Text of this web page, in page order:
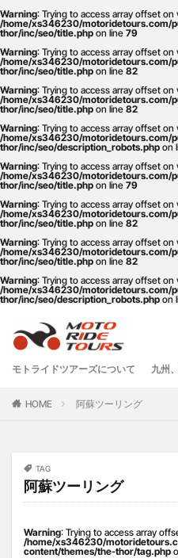
Warning: Trying to access array offset on
/home/xs346230/motoridetours.com/
thor/inc/seo/title.php on line 79
Warning: Trying to access array offset on
/home/xs346230/motoridetours.com/
thor/inc/seo/title.php on line 82
Warning: Trying to access array offset on
/home/xs346230/motoridetours.com/
thor/inc/seo/title.php on line 82
Warning: Trying to access array offset on
/home/xs346230/motoridetours.com/
thor/inc/seo/description_robots.php on
Warning: Trying to access array offset on
/home/xs346230/motoridetours.com/
thor/inc/seo/title.php on line 79
Warning: Trying to access array offset on
/home/xs346230/motoridetours.com/
thor/inc/seo/title.php on line 82
Warning: Trying to access array offset on
/home/xs346230/motoridetours.com/
thor/inc/seo/title.php on line 82
Warning: Trying to access array offset on
/home/xs346230/motoridetours.com/
thor/inc/seo/description_robots.php on
モトライドツアーズについて 九州
HOME 阿蘇ツーリング
TAG
阿蘇ツーリング
Warning: Trying to access array
/home/xs346230/
content/themes/the-thor/tag.php
タグ
One Piece あか牛
わいた温泉
エミナース
クシタニ
グルメ
バイクレンタル
フェア
ホンダ
モトライドツア
モーターサイクル
レンタル
レンタルバイ
九州ツーリング
人吉
南小国
南阿蘇村
小国
水俣
熊本ツーリング
竹熊
米津米店 赤
阿蘇くまもと空港